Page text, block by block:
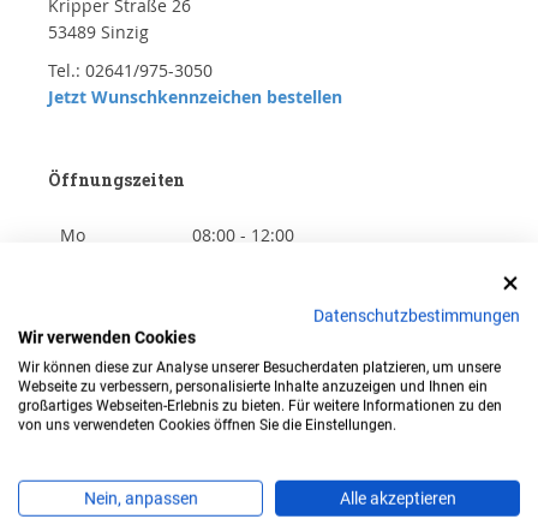
Kripper Straße 26
53489 Sinzig
Tel.: 02641/975-3050
Jetzt Wunschkennzeichen bestellen
Öffnungszeiten
Mo
08:00 - 12:00
Do
08:00 - 18:00
Fr
08:00 - 12:00
Datenschutzbestimmungen
Wir verwenden Cookies
Wir können diese zur Analyse unserer Besucherdaten platzieren, um unsere
Webseite zu verbessern, personalisierte Inhalte anzuzeigen und Ihnen ein
großartiges Webseiten-Erlebnis zu bieten. Für weitere Informationen zu den
von uns verwendeten Cookies öffnen Sie die Einstellungen.
Nein, anpassen Alle akzeptieren